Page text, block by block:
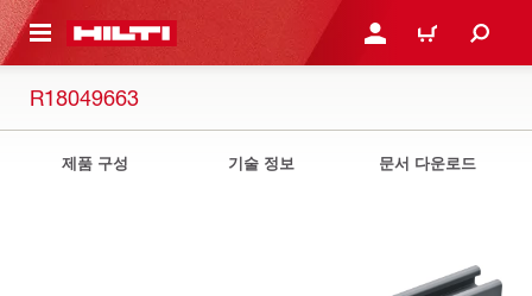
으로 건너뛰기 로그인 또는 회원가입
장바구니
R18049663
제품 구성 기술 정보 문서 다운로드